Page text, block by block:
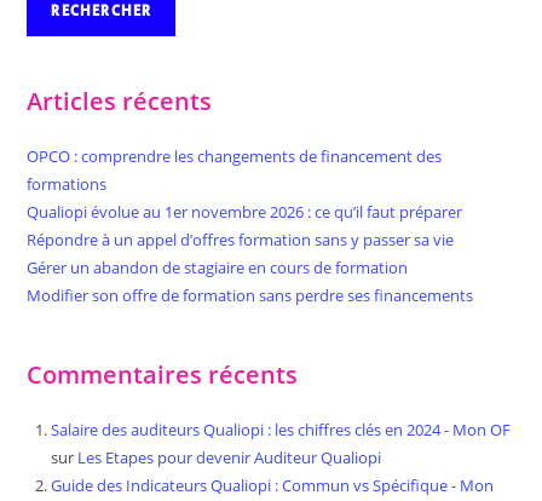
RECHERCHER
Articles récents
OPCO : comprendre les changements de financement des
formations
Qualiopi évolue au 1er novembre 2026 : ce qu’il faut préparer
Répondre à un appel d’offres formation sans y passer sa vie
Gérer un abandon de stagiaire en cours de formation
Modifier son offre de formation sans perdre ses financements
Commentaires récents
Salaire des auditeurs Qualiopi : les chiffres clés en 2024 - Mon OF
sur Les Etapes pour devenir Auditeur Qualiopi
Guide des Indicateurs Qualiopi : Commun vs Spécifique - Mon